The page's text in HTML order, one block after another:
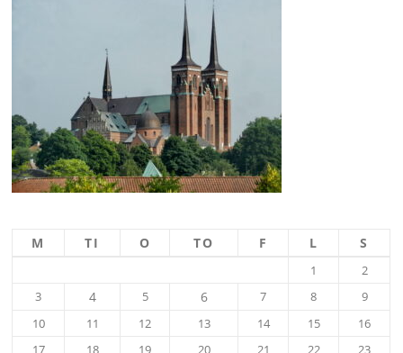
M TI O TO F L S
1
2
3
4 5 6 7 8
9
10
11 12 13 14 15
16
17
18 19 20 21 22 23